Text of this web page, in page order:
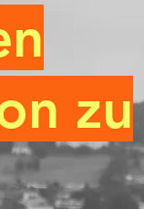
zu